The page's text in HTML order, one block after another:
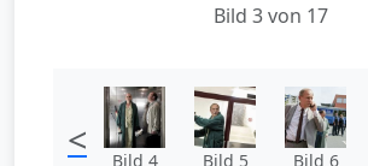
Bild 3 von 17
< Bild 4 Bild 5 Bild 6